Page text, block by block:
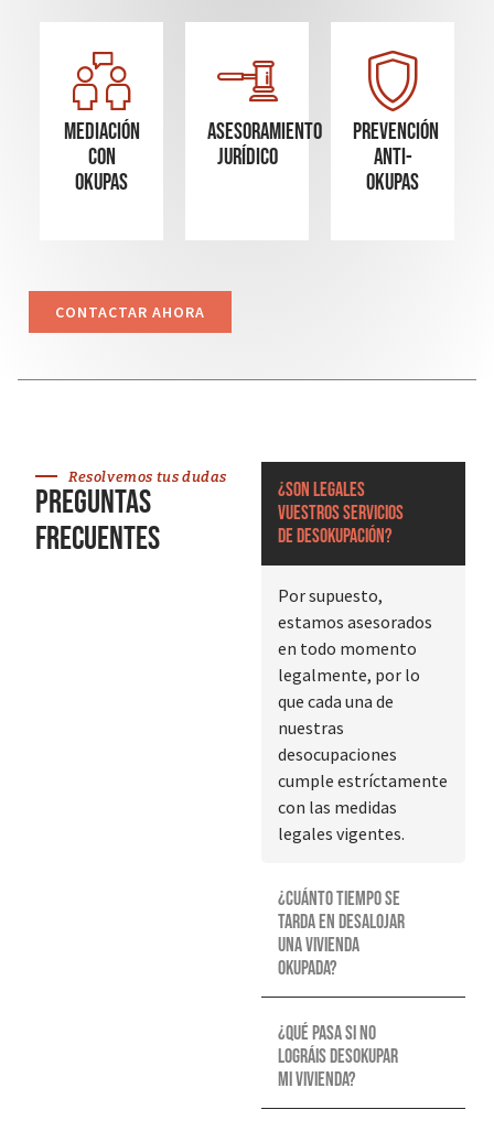
Mediación
con
okupas
Asesoramiento
Jurídico
Prevención
Anti-
Okupas
CONTACTAR AHORA
Resolvemos tus dudas
Preguntas
frecuentes
¿Son legales
vuestros servicios
de desokupación?
Por supuesto,
estamos asesorados
en todo momento
legalmente, por lo
que cada una de
nuestras
desocupaciones
cumple estríctamente
con las medidas
legales vigentes.
¿Cuánto tiempo se
tarda en desalojar
una vivienda
okupada?
¿Qué pasa si no
lográis desokupar
mi vivienda?